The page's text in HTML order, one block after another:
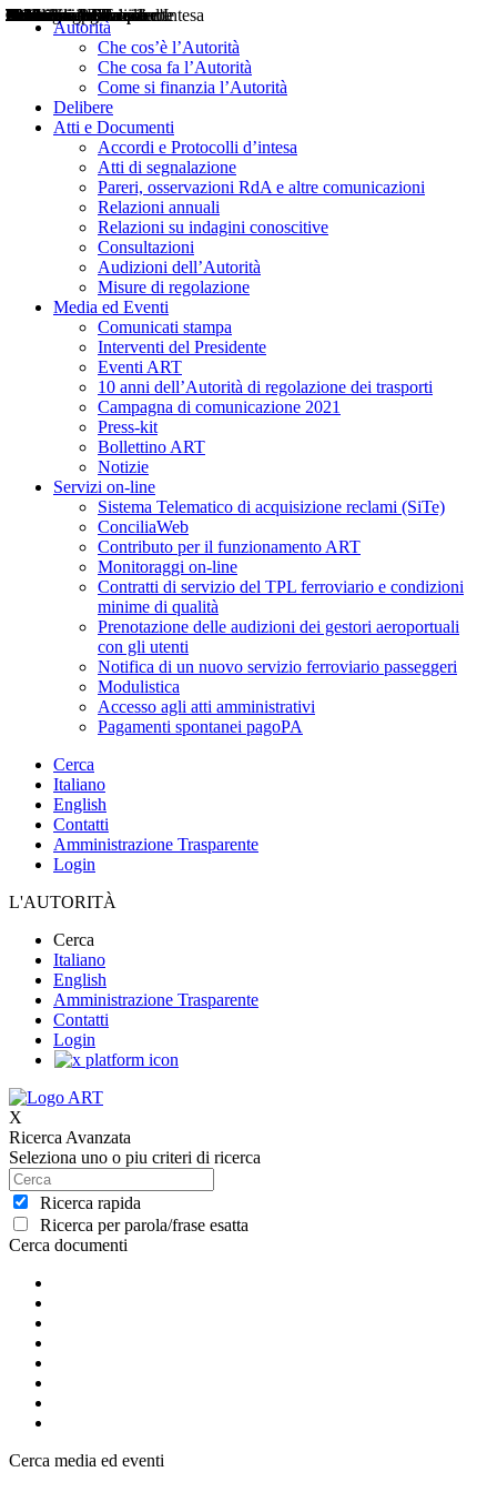
Autorità
Che cos’è l’Autorità
Che cosa fa l’Autorità
Come si finanzia l’Autorità
Delibere
Atti e Documenti
Accordi e Protocolli d’intesa
Atti di segnalazione
Pareri, osservazioni RdA e altre comunicazioni
Relazioni annuali
Relazioni su indagini conoscitive
Consultazioni
Audizioni dell’Autorità
Misure di regolazione
Media ed Eventi
Comunicati stampa
Interventi del Presidente
Eventi ART
10 anni dell’Autorità di regolazione dei trasporti
Campagna di comunicazione 2021
Press-kit
Bollettino ART
Notizie
Servizi on-line
Sistema Telematico di acquisizione reclami (SiTe)
ConciliaWeb
Contributo per il funzionamento ART
Monitoraggi on-line
Contratti di servizio del TPL ferroviario e condizioni
minime di qualità
Prenotazione delle audizioni dei gestori aeroportuali
con gli utenti
Notifica di un nuovo servizio ferroviario passeggeri
Modulistica
Accesso agli atti amministrativi
Pagamenti spontanei pagoPA
Cerca
Italiano
English
Contatti
Amministrazione Trasparente
Login
L'AUTORITÀ
Cerca
Italiano
English
Amministrazione Trasparente
Contatti
Login
X
Ricerca Avanzata
Seleziona uno o piu criteri di ricerca
Ricerca rapida
Ricerca per parola/frase esatta
Cerca documenti
Delibere
Pareri
Consultazioni
Audizioni
Atti di Segnalazione
Accordi e Protocolli d'Intesa
Relazioni annuali
Misure di regolazione
Cerca media ed eventi
Notizie
Comunicati Stampa
Bollettini ART
Convegni ART
Interviste del Presidente
Articoli in primo piano
Interventi del Presidente
2004
2005
2010
2013
2014
2015
2016
2017
2018
2019
202
2020
2021
2022
2023
2024
2025
2026
Aereo
Marittimo
Terrestre